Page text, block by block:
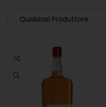
Qualsiasi Produttore